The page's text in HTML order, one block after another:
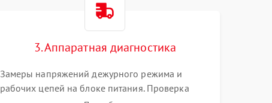
3. Аппаратная диагностика
Замеры напряжений дежурного режима и
рабочих цепей на блоке питания. Проверка